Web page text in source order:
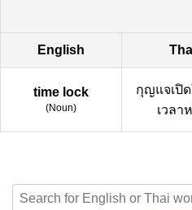
English
time lock
(Noun)
กุญแจเปิ
เวลา